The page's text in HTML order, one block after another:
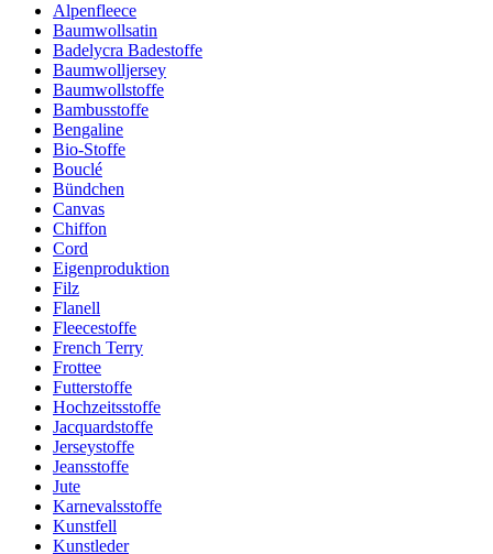
Alpenfleece
Baumwollsatin
Badelycra Badestoffe
Baumwolljersey
Baumwollstoffe
Bambusstoffe
Bengaline
Bio-Stoffe
Bouclé
Bündchen
Canvas
Chiffon
Cord
Eigenproduktion
Filz
Flanell
Fleecestoffe
French Terry
Frottee
Futterstoffe
Hochzeitsstoffe
Jacquardstoffe
Jerseystoffe
Jeansstoffe
Jute
Karnevalsstoffe
Kunstfell
Kunstleder